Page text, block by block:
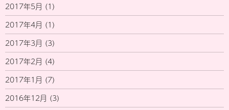
2017年5月 (1)
2017年4月 (1)
2017年3月 (3)
2017年2月 (4)
2017年1月 (7)
2016年12月 (3)